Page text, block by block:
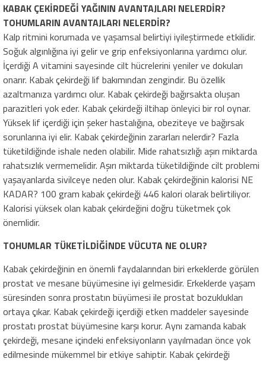
KABAK ÇEKİRDEĞİ YAĞININ AVANTAJLARI NELERDİR?
TOHUMLARIN AVANTAJLARI NELERDİR?
Kalp ritmini korumada ve yaşamsal belirtiyi iyileştirmede etkilidir.
Soğuk algınlığına iyi gelir ve grip enfeksiyonlarına yardımcı olur.
İçerdiği A vitamini sayesinde cilt hücrelerini yeniler ve dokuları
onarır. Kabak çekirdeği lif bakımından zengindir. Bu özellik
azaltmanıza yardımcı olur. Kabak çekirdeği bağırsakta oluşan
parazitleri yok eder. Kabak çekirdeği iltihap önleyici bir rol oynar.
Yüksek lif içerdiği için şeker hastalığına, obeziteye ve bağırsak
sorunlarına iyi elir. Kabak çekirdeğinin zararları nelerdir? Fazla
tüketildiğinde ishale neden olabilir. Mide rahatsızlığı aşırı miktarda
rahatsızlık vermemelidir. Aşırı miktarda tüketildiğinde cilt problemi
yaşayanlarda sivilceye neden olur. Kabak çekirdeğinin kalorisi NE
KADAR? 100 gram kabak çekirdeği 446 kalori olarak belirtiliyor.
Kalorisi yüksek olan kabak çekirdeğini doğru tüketmek çok
önemlidir.
TOHUMLAR TÜKETİLDİĞİNDE VÜCUTA NE OLUR?
Kabak çekirdeğinin en önemli faydalarından biri erkeklerde görülen
prostat ve mesane büyümesine iyi gelmesidir. Erkeklerde yaşam
süresinden sonra prostatın büyümesi ile prostat bozuklukları
ortaya çıkar. Kabak çekirdeği içerdiği etken maddeler sayesinde
prostatı prostat büyümesine karşı korur. Aynı zamanda kabak
çekirdeği, mesane içindeki enfeksiyonların yayılmadan önce yok
edilmesinde mükemmel bir etkiye sahiptir. Kabak çekirdeği